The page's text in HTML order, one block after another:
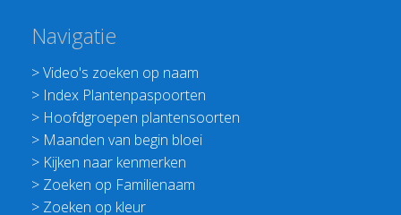
Navigatie
>Video's zoeken op naam
> Index Plantenpaspoorten
> Hoofdgroepen plantensoorten
> Maanden van begin bloei
> Kijken naar kenmerken
> Zoeken op Familienaam
> Zoeken op kleur